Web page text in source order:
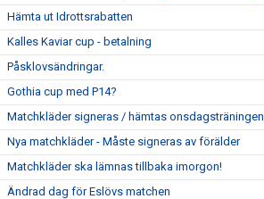
Hämta ut Idrottsrabatten
Kalles Kaviar cup - betalning
Påsklovsändringar.
Gothia cup med P14?
Matchkläder signeras / hämtas onsdagsträningen
Nya matchkläder - Måste signeras av förälder
Matchkläder ska lämnas tillbaka imorgon!
Ändrad dag för Eslövs matchen